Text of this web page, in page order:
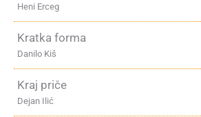
Heni Erceg
Kratka forma
Danilo Kiš
Kraj priče
Dejan Ilić